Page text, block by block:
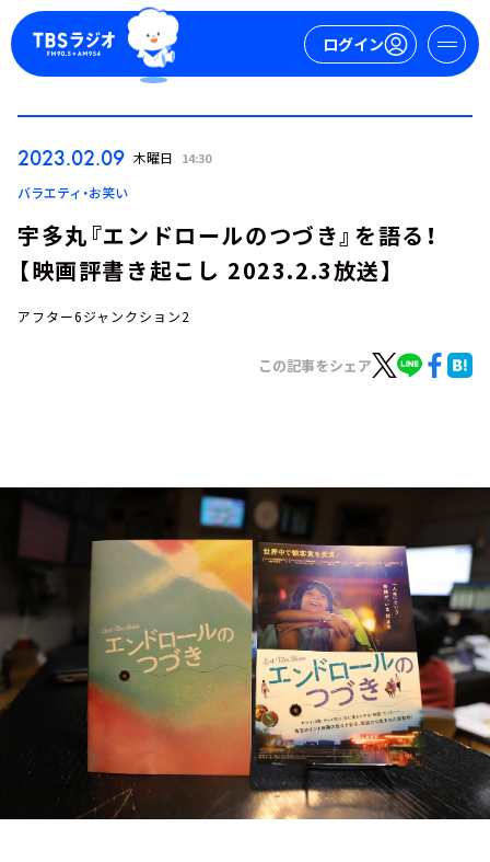
ログイン
ログイン
イベント・グッズ
YouTube
会社情報
2023.02.09 木曜日 14:30
バラエティ・お笑い
宇多丸『エンドロールのつづき』を語る！
【映画評書き起こし 2023.2.3放送】
アフター6ジャンクション2
この記事をシェア